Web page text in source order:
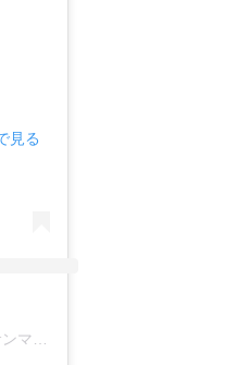
見る
ダイビングスクール サンマーレ / diving school(@diving_school_sanmare)がシェアした投稿